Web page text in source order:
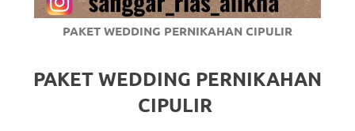
PAKET WEDDING PERNIKAHAN CIPULIR
PAKET WEDDING PERNIKAHAN
CIPULIR